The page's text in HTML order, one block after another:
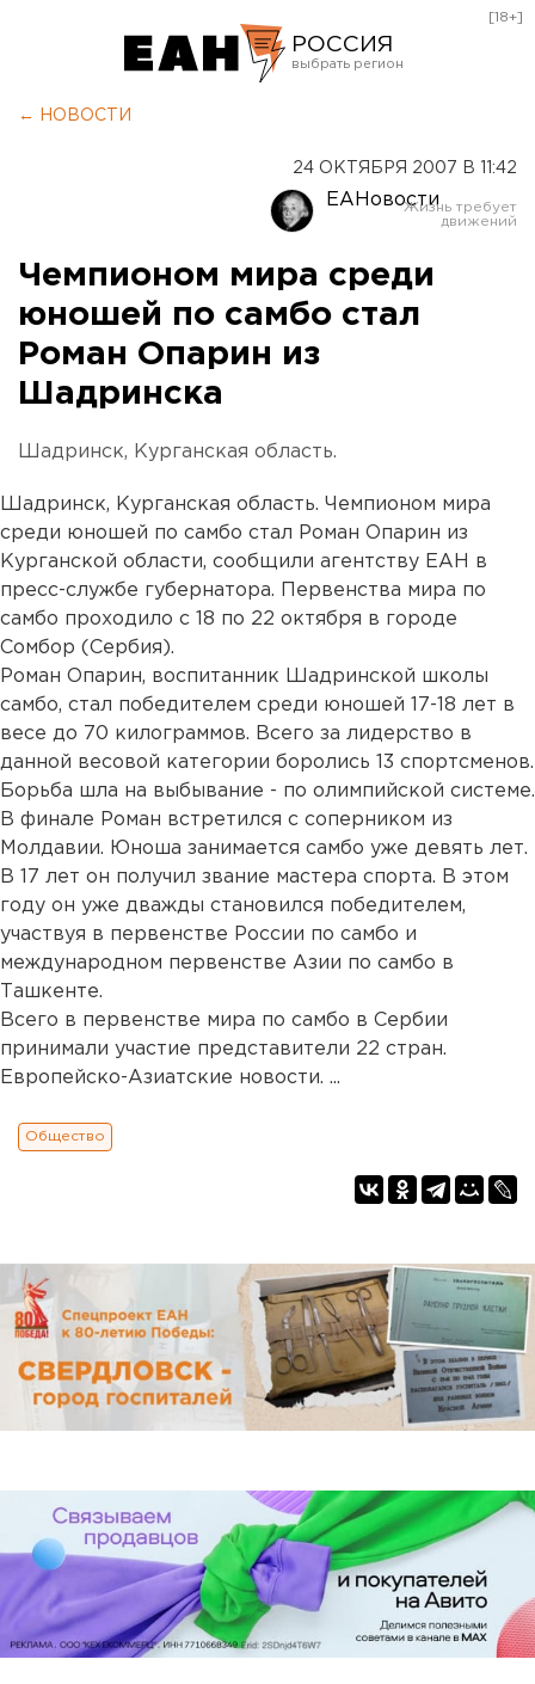
РОССИЯ
Оренбург
[18+]
← НОВОСТИ
24 ОКТЯБРЯ 2007 В 11:42
ЕАНовости
Чемпионом мира среди
юношей по самбо стал
Роман Опарин из
Шадринска
Шадринск, Курганская область.
Шадринск, Курганская область. Чемпионом мира
среди юношей по самбо стал Роман Опарин из
Курганской области, сообщили агентству ЕАН в
пресс-службе губернатора. Первенства мира по
самбо проходило с 18 по 22 октября в городе
Сомбор (Сербия).
Роман Опарин, воспитанник Шадринской школы
самбо, стал победителем среди юношей 17-18 лет в
весе до 70 килограммов. Всего за лидерство в
данной весовой категории боролись 13 спортсменов.
Борьба шла на выбывание - по олимпийской системе.
В финале Роман встретился с соперником из
Молдавии. Юноша занимается самбо уже девять лет.
В 17 лет он получил звание мастера спорта. В этом
году он уже дважды становился победителем,
участвуя в первенстве России по самбо и
международном первенстве Азии по самбо в
Ташкенте.
Всего в первенстве мира по самбо в Сербии
принимали участие представители 22 стран.
Европейско-Азиатские новости. ...
Общество